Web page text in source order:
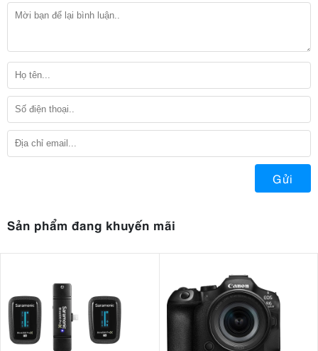
Gửi
Sản phẩm đang khuyến mãi